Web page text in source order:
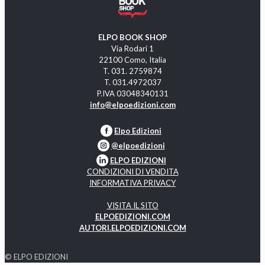
ELPO BOOK SHOP
Via Rodari 1
22100 Como, Italia
T. 031. 2759874
T. 031.4972037
P.IVA 03048340131
info@elpoedizioni.com
Elpo Edizioni
@elpoedizioni
ELPO EDIZIONI
CONDIZIONI DI VENDITA
INFORMATIVA PRIVACY
VISITA IL SITO
ELPOEDIZIONI.COM
AUTORI.ELPOEDIZIONI.COM
© ELPO EDIZIONI